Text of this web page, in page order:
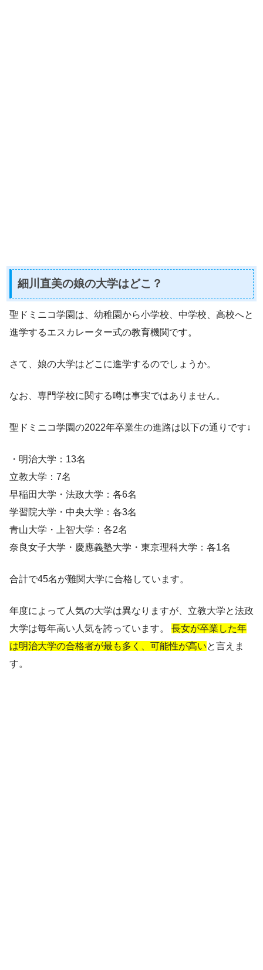
細川直美の娘の大学はどこ？
聖ドミニコ学園は、幼稚園から小学校、中学校、高校へと
進学するエスカレーター式の教育機関です。
さて、娘の大学はどこに進学するのでしょうか。
なお、専門学校に関する噂は事実ではありません。
聖ドミニコ学園の2022年卒業生の進路は以下の通りです↓
・明治大学：13名
立教大学：7名
早稲田大学・法政大学：各6名
学習院大学・中央大学：各3名
青山大学・上智大学：各2名
奈良女子大学・慶應義塾大学・東京理科大学：各1名
合計で45名が難関大学に合格しています。
年度によって人気の大学は異なりますが、立教大学と法政
大学は毎年高い人気を誇っています。 長女が卒業した年
は明治大学の合格者が最も多く、可能性が高いと言えま
す。